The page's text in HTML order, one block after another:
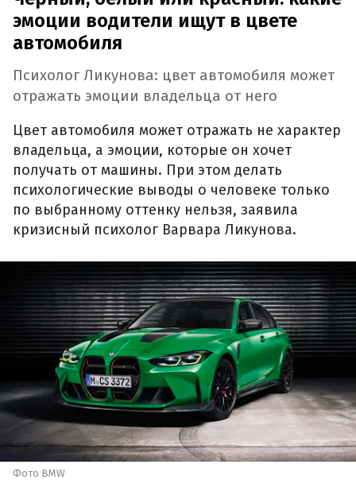
эмоции водители ищут в цвете
автомобиля
Психолог Ликунова: цвет автомобиля может
отражать эмоции владельца от него
Цвет автомобиля может отражать не характер
владельца, а эмоции, которые он хочет
получать от машины. При этом делать
психологические выводы о человеке только
по выбранному оттенку нельзя, заявила
кризисный психолог Варвара Ликунова.
Фото BMW